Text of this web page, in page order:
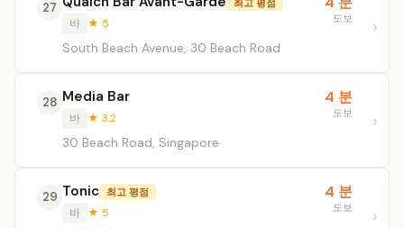
27
바 ★ 5
South Beach Avenue, 30 Beach Road
도보
28 Media Bar
바 ★ 3.2
30 Beach Road, Singapore
4 분
도보
29 Tonic 최고 평점
바 ★ 5
4 분
도보